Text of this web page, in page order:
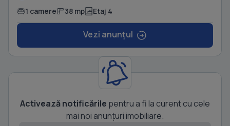
1 camere 38 mp Etaj 4
Vezi anunțul
Activează notificările pentru a fi la curent cu cele
mai noi anunțuri imobiliare.